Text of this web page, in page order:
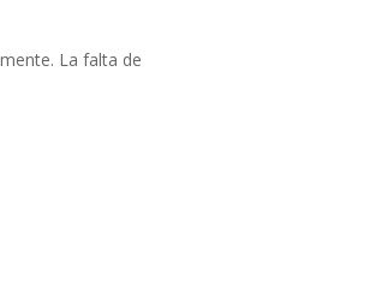
La falta de